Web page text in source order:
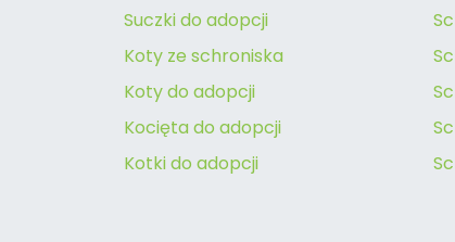
Suczki do adopcji
Koty ze schroniska
Koty do adopcji
Kocięta do adopcji
Kotki do adopcji